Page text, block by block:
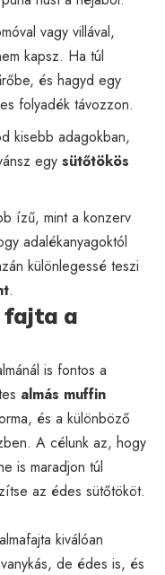
vagy villával,
kapsz. Ha túl
és hagyd egy
folyadék távozzon.
kisebb adagokban,
egy sütőtökös
ízű, mint a konzerv
adalékanyagoktól
különlegessé teszi
.
fajta a
is fontos a
almás muffin
és a különböző
A célunk az, hogy
is maradjon túl
az édes sütőtököt.
kiválóan
de édes is, és